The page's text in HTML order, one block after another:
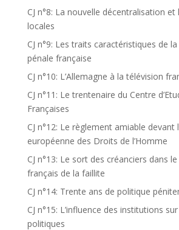
CJ n°8: La nouvelle décentralisation et
locales
CJ n°9: Les traits caractéristiques de
pénale française
CJ n°10: L’Allemagne à la télévision
CJ n°11: Le trentenaire du Centre
Françaises
CJ n°12: Le règlement amiable devant
européenne des Droits de l’Homme
CJ n°13: Le sort des créanciers dans
français de la faillite
CJ n°14: Trente ans de politique
CJ n°15: L’influence des institutions
politiques